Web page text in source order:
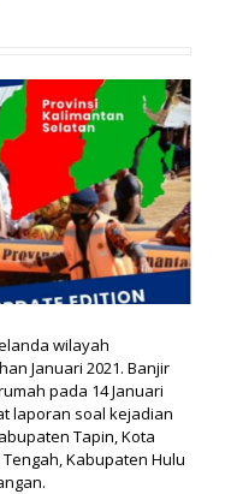
wilayah
Januari 2021. Banjir
pada 14 Januari
laporan soal kejadian
Tapin, Kota
Kabupaten Hulu